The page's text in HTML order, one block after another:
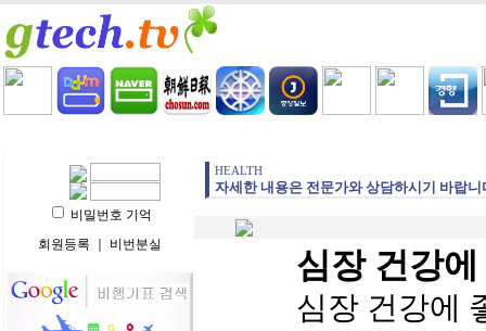
비밀번호 기억
회원등록
비번분실
HEALTH
자세한 내용은 전문가와 상담하시기 바랍니
심장 건강
심장 건강에